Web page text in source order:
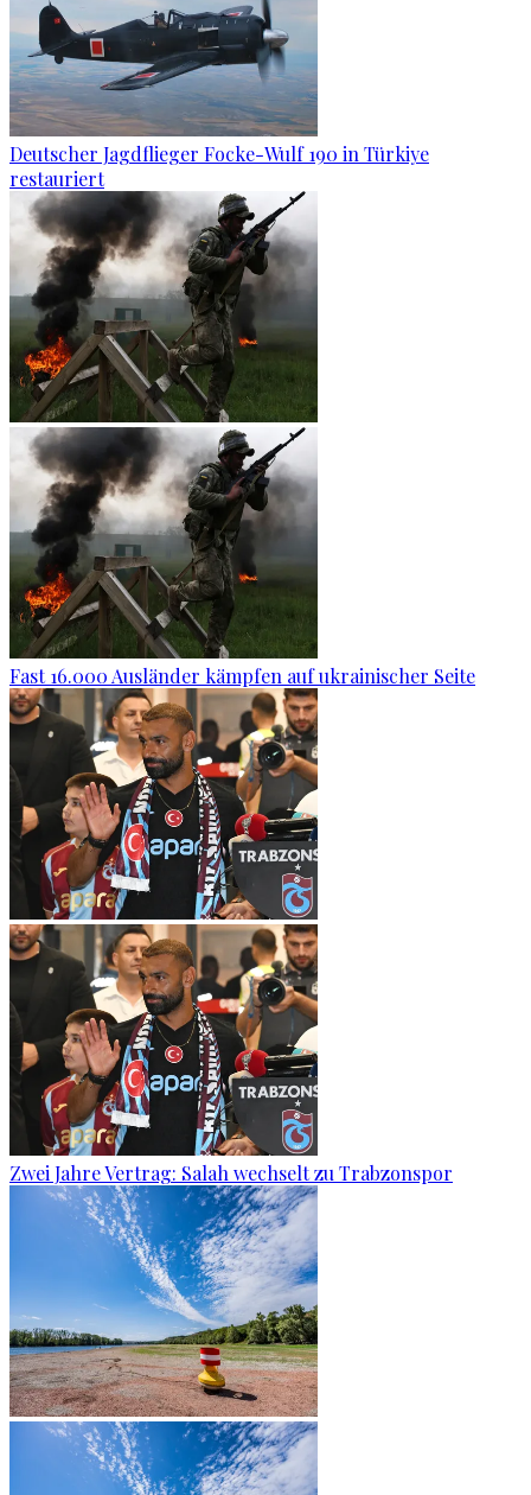
Deutscher Jagdflieger Focke-Wulf 190 in Türkiye
restauriert
Fast 16.000 Ausländer kämpfen auf ukrainischer Seite
Zwei Jahre Vertrag: Salah wechselt zu Trabzonspor